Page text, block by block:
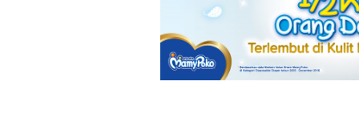
7 Cara Memilih